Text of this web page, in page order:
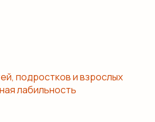
подростков и взрослых
лабильность